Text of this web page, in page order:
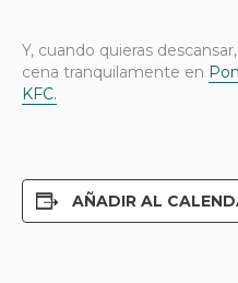
Y, cuando quieras
cena tranquilamente en
KFC.
AÑADIR AL